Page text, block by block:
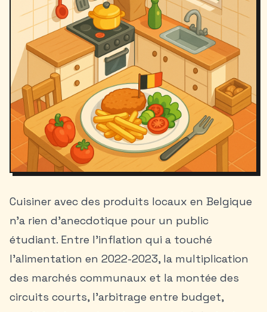
Cuisiner avec des produits locaux en Belgique
n’a rien d’anecdotique pour un public
étudiant. Entre l’inflation qui a touché
l’alimentation en 2022-2023, la multiplication
des marchés communaux et la montée des
circuits courts, l’arbitrage entre budget,